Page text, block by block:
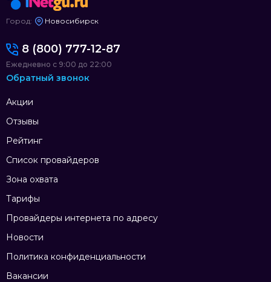
Город: Новосибирск
Акции
Отзывы
Рейтинг
Список провайдеров
Зона охвата
Тарифы
Провайдеры интернета по адресу
Новости
Политика конфиденциальности
Вакансии
8 (800) 777-12-87
Ежедневно с 9:00 до 22:00
Обратный звонок